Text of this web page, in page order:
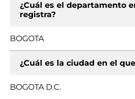
¿Cuál es el departamento
registra?
BOGOTA
¿Cuál es la ciudad en el
BOGOTA D.C.